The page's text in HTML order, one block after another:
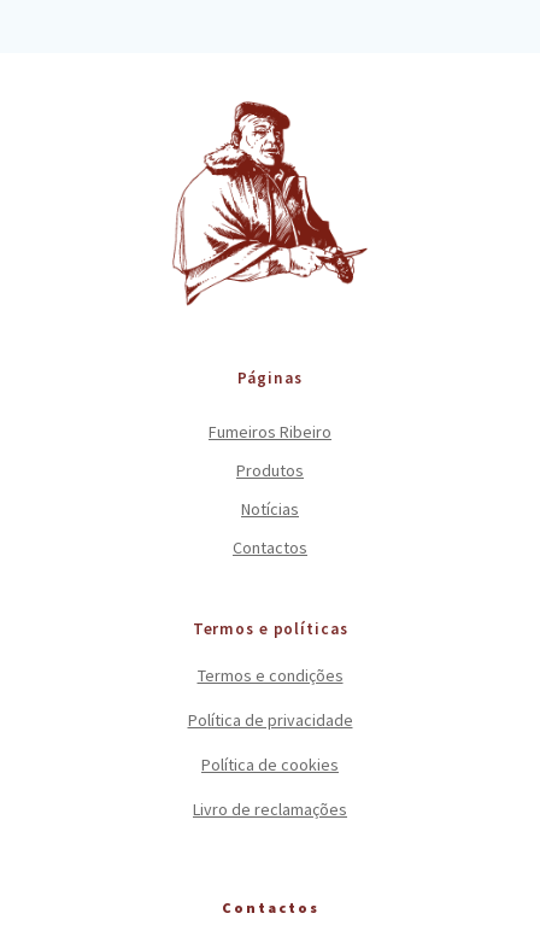
Páginas
Fumeiros Ribeiro
Produtos
Notícias
Contactos
Termos e políticas
Termos e condições
Política de privacidade
Política de cookies
Livro de reclamações
Contactos